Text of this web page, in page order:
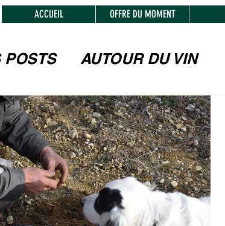
ACCUEIL OFFRE DU MOMENT
POSTS AUTOUR DU VIN
SPECTACLES,
MONUMENTS
LES MARCHES